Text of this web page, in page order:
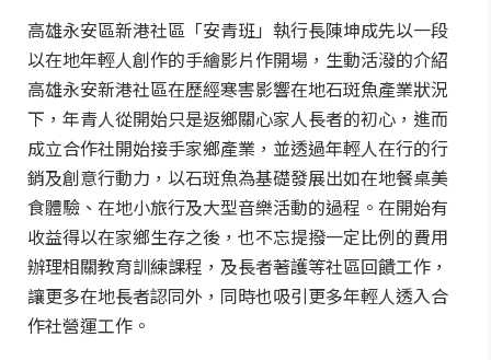
高雄永安區新港社區「安青班」執行長陳坤成先以一段
以在地年輕人創作的手繪影片作開場，生動活潑的介紹
高雄永安新港社區在歷經寒害影響在地石斑魚產業狀況
下，年青人從開始只是返鄉關心家人長者的初心，進而
成立合作社開始接手家鄉產業，並透過年輕人在行的行
銷及創意行動力，以石斑魚為基礎發展出如在地餐桌美
食體驗、在地小旅行及大型音樂活動的過程。在開始有
收益得以在家鄉生存之後，也不忘提撥一定比例的費用
辦理相關教育訓練課程，及長者著護等社區回饋工作，
讓更多在地長者認同外，同時也吸引更多年輕人透入合
作社營運工作。